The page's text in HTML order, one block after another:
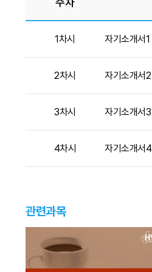
1차시 자기소개서1
2차시 자기소개서2
3차시 자기소개서3
4차시 자기소개서4
관련과목